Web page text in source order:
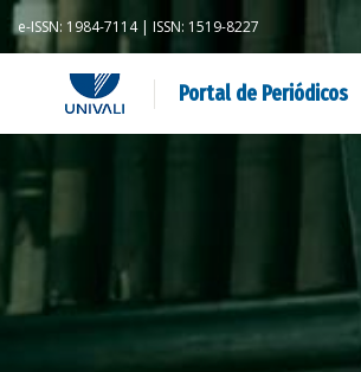
e-ISSN: 1984-7114 | ISSN: 1519-8227
Portal de Periódicos